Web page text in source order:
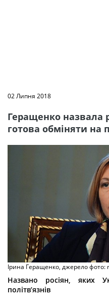
02 Липня 2018
Геращенко назвала
готова обміняти на
Ірина Геращенко, джерело фото:
Названо росіян, яких
політв’язнів